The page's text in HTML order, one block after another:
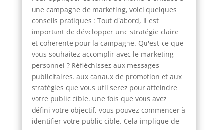
une campagne de marketing, voici quelques
conseils pratiques : Tout d'abord, il est
important de développer une stratégie claire
et cohérente pour la campagne. Qu'est-ce que
vous souhaitez accomplir avec le marketing
personnel ? Réfléchissez aux messages
publicitaires, aux canaux de promotion et aux
stratégies que vous utiliserez pour atteindre
votre public cible. Une fois que vous avez
défini votre objectif, vous pouvez commencer à
identifier votre public cible. Cela implique de